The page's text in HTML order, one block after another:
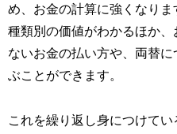
め、お金の計算に強くなりま
種類別の価値がわかるほか、
ないお金の払い方や、両替に
ぶことができます。
これを繰り返し身につけてい